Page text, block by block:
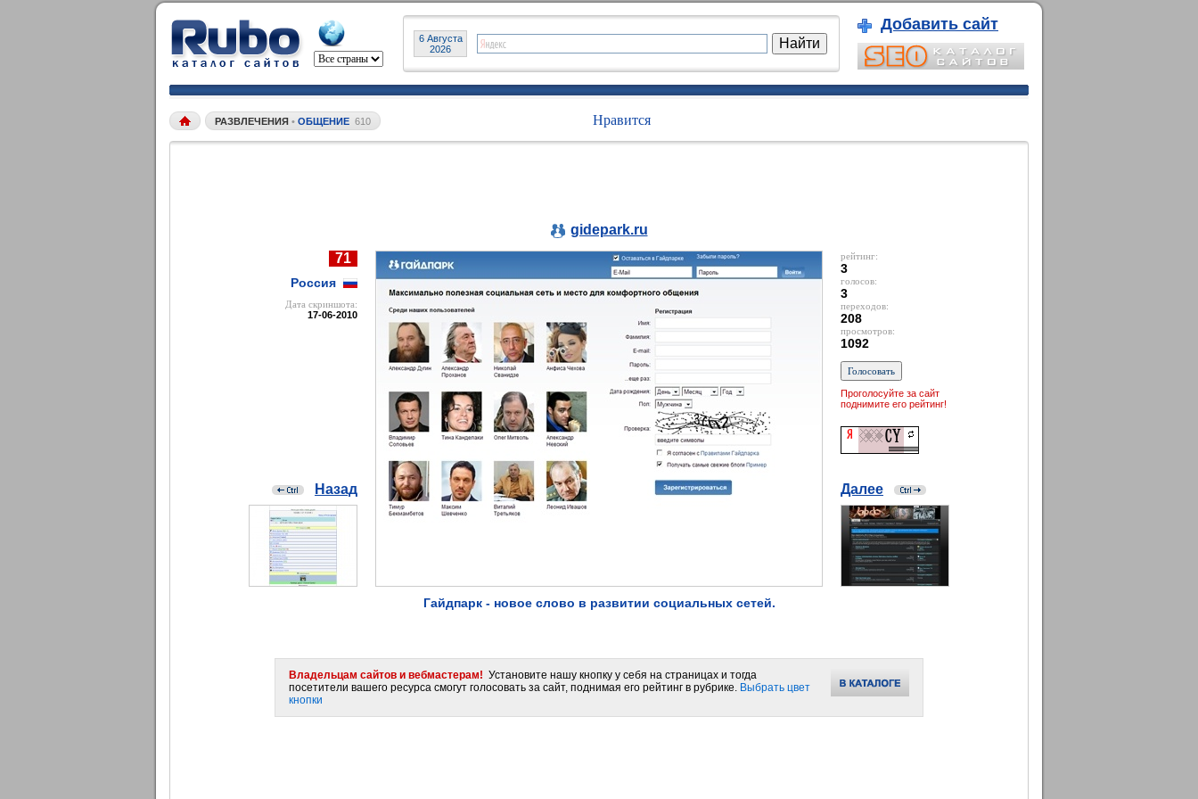
6 Августа
2026
Добавить сайт
РАЗВЛЕЧЕНИЯ • ОБЩЕНИЕ 610 Нравится
71
Россия
Дата cкриншота:
17-06-2010
Назад
gidepark.ru
Гайдпарк - новое слово в развитии социальных сетей.
рейтинг:
3
голосов:
3
переходов:
208
просмотров:
1092
Проголосуйте за сайт
поднимите его рейтинг!
Далее
Владельцам сайтов и вебмастерам! Установите нашу кнопку у себя на страницах и тогда
посетители вашего ресурса смогут голосовать за сайт, поднимая его рейтинг в рубрике. Выбрать цвет
кнопки